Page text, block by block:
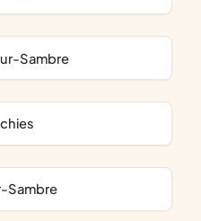
Sambre
Sambre